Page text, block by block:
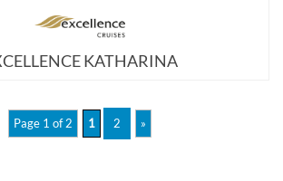
KATHARINA
Page 1 of 2 1 2 »